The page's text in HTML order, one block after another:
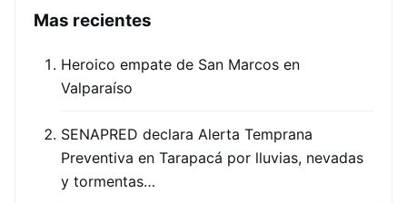
Mas recientes
Heroico empate de San Marcos en
Valparaíso
SENAPRED declara Alerta Temprana
Preventiva en Tarapacá por lluvias, nevadas
y tormentas…